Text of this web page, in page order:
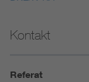
Kontakt
Referat